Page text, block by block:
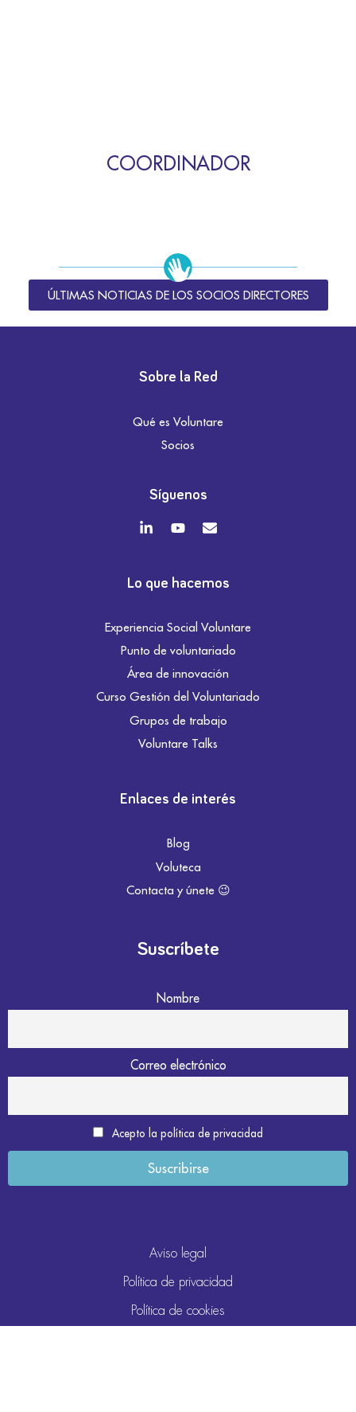
COORDINADOR
ÚLTIMAS NOTICIAS DE LOS SOCIOS DIRECTORES
Sobre la Red
Qué es Voluntare
Socios
Síguenos
Lo que hacemos
Experiencia Social Voluntare
Punto de voluntariado
Área de innovación
Curso Gestión del Voluntariado
Grupos de trabajo
Voluntare Talks
Enlaces de interés
Blog
Voluteca
Contacta y únete 😉
Suscríbete
Nombre
Correo electrónico
Acepto la política de privacidad
Aviso legal
Política de privacidad
Política de cookies